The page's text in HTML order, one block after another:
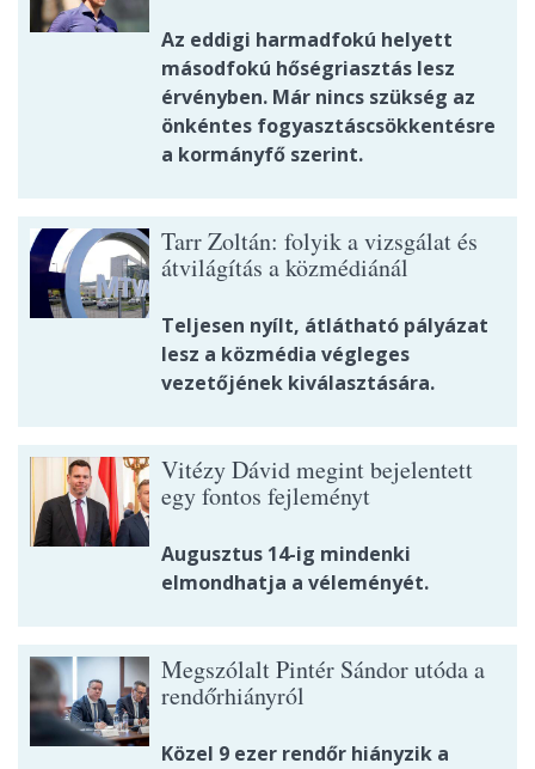
Az eddigi harmadfokú helyett
másodfokú hőségriasztás lesz
érvényben. Már nincs szükség az
önkéntes fogyasztáscsökkentésre
a kormányfő szerint.
Tarr Zoltán: folyik a vizsgálat és
átvilágítás a közmédiánál
Teljesen nyílt, átlátható pályázat
lesz a közmédia végleges
vezetőjének kiválasztására.
Vitézy Dávid megint bejelentett
egy fontos fejleményt
Augusztus 14-ig mindenki
elmondhatja a véleményét.
Megszólalt Pintér Sándor utóda a
rendőrhiányról
Közel 9 ezer rendőr hiányzik a